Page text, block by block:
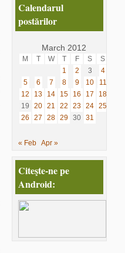
Calendarul
postărilor
March 2012
M T W T F S
S
1
2 3
4
5
6 7 8 9 10
11
12
13 14 15 16 17
18
19
20 21 22 23 24 25
26
27 28 29 30 31
« Feb Apr »
Citeşte-ne pe
Android: